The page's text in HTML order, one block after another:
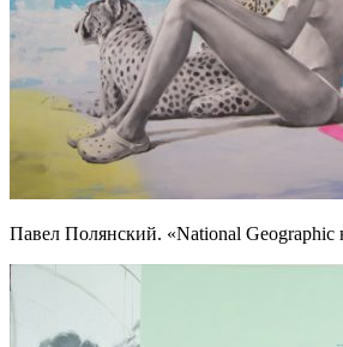
Павел Полянский. «National